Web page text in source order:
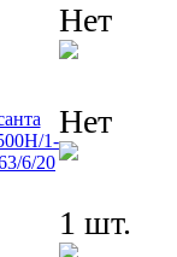
Нет
Нет
1 шт.